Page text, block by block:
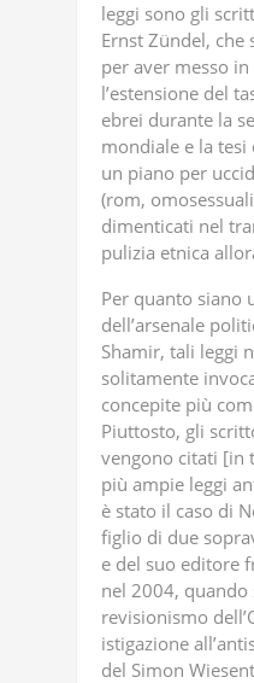
leggi sono gli
Ernst Zündel, che
per aver messo
l’estensione del
ebrei durante la
mondiale e la tesi
un piano per
(rom,
dimenticati nel
pulizia etnica
Per quanto siano
dell’arsenale
Shamir, tali leggi
solitamente
concepite più
Piuttosto, gli
vengono citati [in
più ampie leggi
è stato il caso di
figlio di due
e del suo editore
nel 2004, quando
revisionismo
istigazione
del Simon